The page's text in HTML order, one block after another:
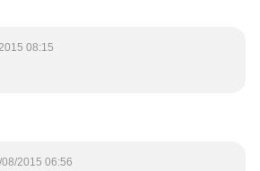
08:15
2015 06:56